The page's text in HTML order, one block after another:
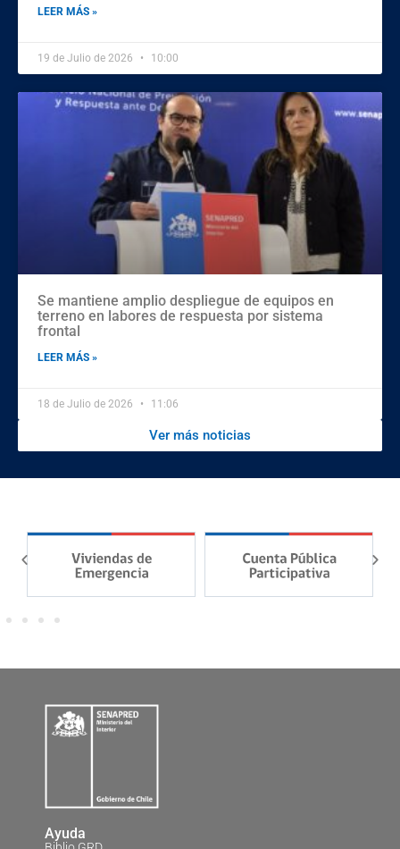
LEER MÁS »
19 de Julio de 2026 10:00
Se mantiene amplio despliegue de equipos en
terreno en labores de respuesta por sistema
frontal
LEER MÁS »
18 de Julio de 2026 11:06
Ver más noticias
Ayuda